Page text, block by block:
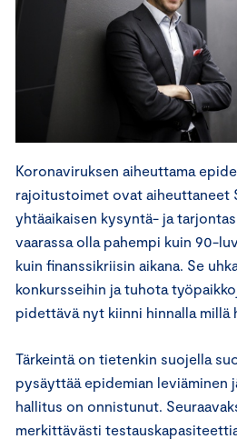
Koronaviruksen aiheuttama
rajoitustoimet ovat aiheuttaneet
yhtäaikaisen kysyntä- ja
vaarassa olla pahempi kuin 90-
kuin finanssikriisin aikana. Se
konkursseihin ja tuhota
pidettävä nyt kiinni hinnalla millä
Tärkeintä on tietenkin suojella
pysäyttää epidemian leviäminen
hallitus on onnistunut.
merkittävästi